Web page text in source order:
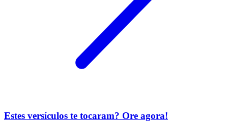
Estes versículos te tocaram? Ore agora!